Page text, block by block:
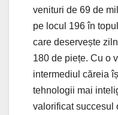
venituri de 69 de
pe locul 196 în
care deservește
180 de piețe. Cu o
intermediul căreia
tehnologii mai
valorificat succesul